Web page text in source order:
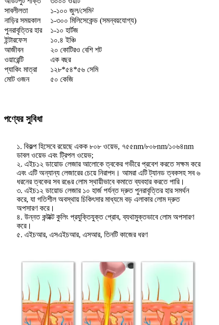
সাবলীলতা
১-১০০ জুল/সেমি²
নাড়ির সময়কাল
১-৩০০ মিলিসেকেন্ড (সমন্বয়যোগ্য)
পুনরাবৃত্তির হার
১-১০ হার্টজ
ইন্টারফেস
১০.৪ ইঞ্চি
আজীবন
২০ কোটিরও বেশি শট
ওয়ারেন্টি
এক বছর
প্যাকিং মাত্রা
১২৮*৫৪*৫৬ সেমি
মোট ওজন
৫০ কেজি
পণ্যের সুবিধা
১. বিকল্প হিসেবে রয়েছে একক ৮০৮ ওয়েভ, ৭৫৫nm/৮০৮nm/১০৬৪nm
ডাবল ওয়েভ এবং ট্রিপল ওয়েভ;
২. এইচ১২ ডায়োড লেজার আলোকে ত্বকের গভীরে প্রবেশ করতে সক্ষম করে
এবং এটি অন্যান্য লেজারের চেয়ে নিরাপদ। আমরা এটি ট্যানড ত্বকসহ সব ৬
ধরনের ত্বকের সব রঙের লোম স্থায়ীভাবে কমাতে ব্যবহার করতে পারি।
৩. এইচ১২ ডায়োড লেজার ১০ হার্জ পর্যন্ত দ্রুত পুনরাবৃত্তির হার সমর্থন
করে, যা গতিশীল অবস্থায় চিকিৎসার মাধ্যমে বড় এলাকার লোম দ্রুত
অপসারণ করে।
৪. উন্নত কন্টাক্ট কুলিং প্রযুক্তিযুক্ত প্রোব, ব্যথামুক্তভাবে লোম অপসারণ
করে।
৫. এইচআর, এসএইচআর, এসআর, তিনটি কাজের ধরণ